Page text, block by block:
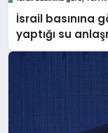
İsrail basınına
yaptığı su